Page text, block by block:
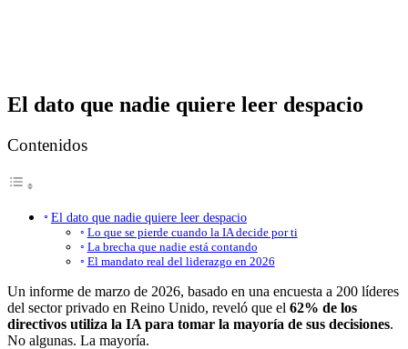
El dato que nadie quiere leer despacio
Contenidos
El dato que nadie quiere leer despacio
Lo que se pierde cuando la IA decide por ti
La brecha que nadie está contando
El mandato real del liderazgo en 2026
Un informe de marzo de 2026, basado en una encuesta a 200 líderes
del sector privado en Reino Unido, reveló que el 62% de los
directivos utiliza la IA para tomar la mayoría de sus decisiones.
No algunas. La mayoría.